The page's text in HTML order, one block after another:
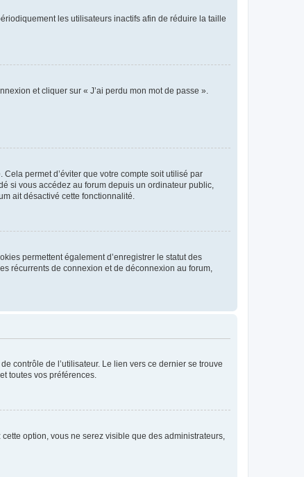
les utilisateurs inactifs afin de réduire la taille
et cliquer sur « J’ai perdu mon mot de passe ».
permet d’éviter que votre compte soit utilisé par
si vous accédez au forum depuis un ordinateur public,
ait désactivé cette fonctionnalité.
permettent également d’enregistrer le statut des
récurrents de connexion et de déconnexion au forum,
contrôle de l’utilisateur. Le lien vers ce dernier se trouve
toutes vos préférences.
option, vous ne serez visible que des administrateurs,